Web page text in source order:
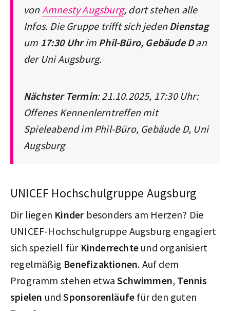
vonAmnesty Augsburg, dort stehen alle
Infos. Die Gruppe trifft sich jedenDienstag
um 17:30 Uhrim Phil-Büro, Gebäude Dan
der Uni Augsburg.
Nächster Termin: 21.10.2025, 17:30 Uhr:
Offenes Kennenlerntreffen mit
Spieleabend im Phil-Büro, Gebäude D, Uni
Augsburg
UNICEF Hochschulgruppe Augsburg
Dir liegen Kinder besonders am Herzen? Die
UNICEF-Hochschulgruppe Augsburg engagiert
sich speziell für Kinderrechte und organisiert
regelmäßig Benefizaktionen. Auf dem
Programm stehen etwaSchwimmen, Tennis
spielen undSponsorenläufe für den guten